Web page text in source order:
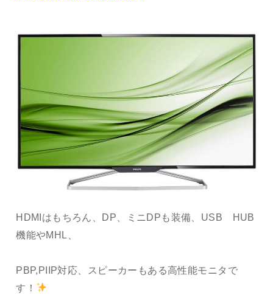
HDMIはもちろん、DP、ミニDPも装備、USB HUB
機能やMHL、
PBP,PIIP対応、スピーカーもある高性能モニタで
す！